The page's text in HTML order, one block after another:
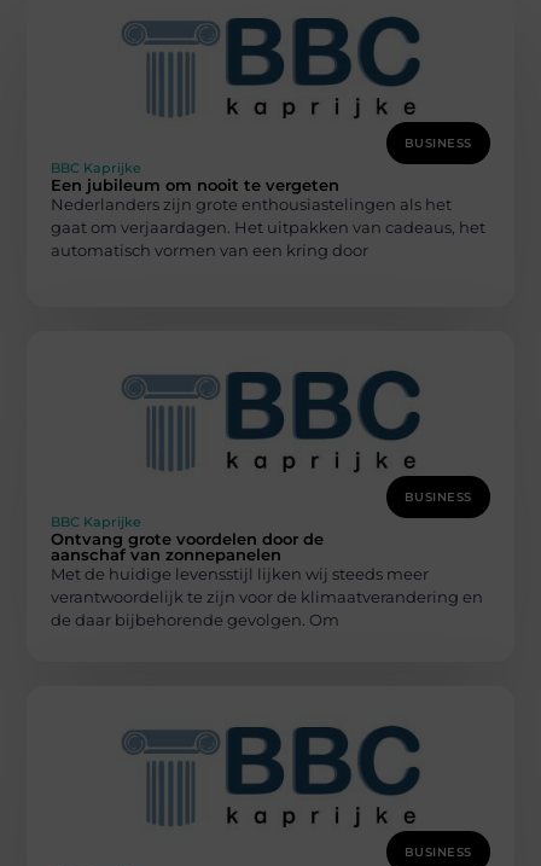
BUSINESS
BBC Kaprijke
Een jubileum om nooit te vergeten
Nederlanders zijn grote enthousiastelingen als het
gaat om verjaardagen. Het uitpakken van cadeaus, het
automatisch vormen van een kring door
BUSINESS
BBC Kaprijke
Ontvang grote voordelen door de
aanschaf van zonnepanelen
Met de huidige levensstijl lijken wij steeds meer
verantwoordelijk te zijn voor de klimaatverandering en
de daar bijbehorende gevolgen. Om
BUSINESS